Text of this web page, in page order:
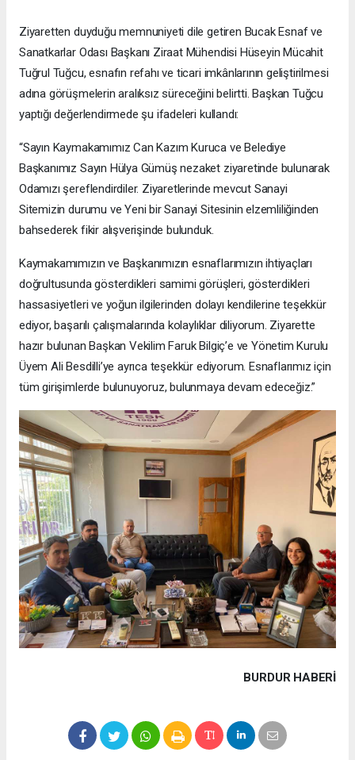
Ziyaretten duyduğu memnuniyeti dile getiren Bucak Esnaf ve
Sanatkarlar Odası Başkanı Ziraat Mühendisi Hüseyin Mücahit
Tuğrul Tuğcu, esnafın refahı ve ticari imkânlarının geliştirilmesi
adına görüşmelerin aralıksız süreceğini belirtti. Başkan Tuğcu
yaptığı değerlendirmede şu ifadeleri kullandı:
“Sayın Kaymakamımız Can Kazım Kuruca ve Belediye
Başkanımız Sayın Hülya Gümüş nezaket ziyaretinde bulunarak
Odamızı şereflendirdiler. Ziyaretlerinde mevcut Sanayi
Sitemizin durumu ve Yeni bir Sanayi Sitesinin elzemliliğinden
bahsederek fikir alışverişinde bulunduk.
Kaymakamımızın ve Başkanımızın esnaflarımızın ihtiyaçları
doğrultusunda gösterdikleri samimi görüşleri, gösterdikleri
hassasiyetleri ve yoğun ilgilerinden dolayı kendilerine teşekkür
ediyor, başarılı çalışmalarında kolaylıklar diliyorum. Ziyarette
hazır bulunan Başkan Vekilim Faruk Bilgiç’e ve Yönetim Kurulu
Üyem Ali Besdilli’ye ayrıca teşekkür ediyorum. Esnaflarımız için
tüm girişimlerde bulunuyoruz, bulunmaya devam edeceğiz.”
BURDUR HABERİ